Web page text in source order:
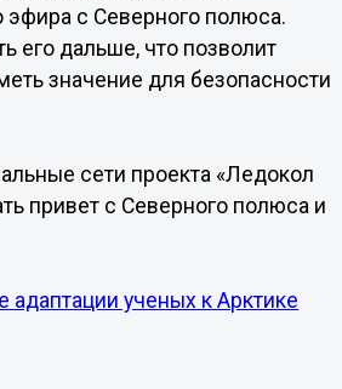
с Северного полюса.
его дальше, что позволит
значение для безопасности
сети проекта «Ледокол
привет с Северного полюса и
ученых к Арктике